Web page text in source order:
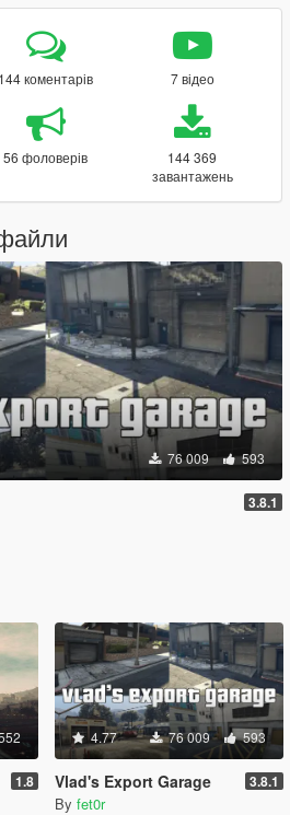
144 коментарів 7 відео
56 фоловерів
144 369
завантажень
76 009 593
3.8.1
1.8
4.77 76 009 593
Vlad's Export Garage 3.8.1
By fet0r